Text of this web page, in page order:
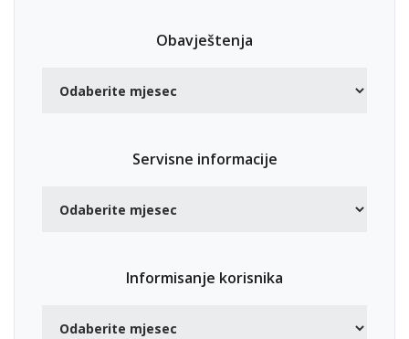
Obavještenja
Servisne informacije
Informisanje korisnika